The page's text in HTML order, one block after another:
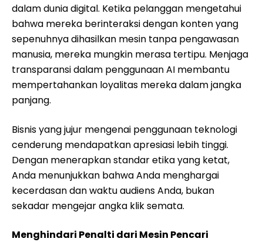
dalam dunia digital. Ketika pelanggan mengetahui
bahwa mereka berinteraksi dengan konten yang
sepenuhnya dihasilkan mesin tanpa pengawasan
manusia, mereka mungkin merasa tertipu. Menjaga
transparansi dalam penggunaan AI membantu
mempertahankan loyalitas mereka dalam jangka
panjang.
Bisnis yang jujur mengenai penggunaan teknologi
cenderung mendapatkan apresiasi lebih tinggi.
Dengan menerapkan standar etika yang ketat,
Anda menunjukkan bahwa Anda menghargai
kecerdasan dan waktu audiens Anda, bukan
sekadar mengejar angka klik semata.
Menghindari Penalti dari Mesin Pencari